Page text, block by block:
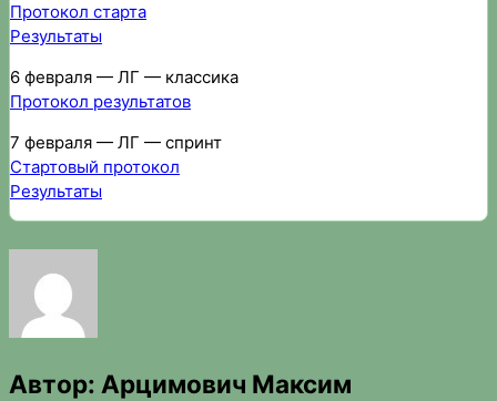
Протокол старта
Результаты
6 февраля — ЛГ — классика
Протокол результатов
7 февраля — ЛГ — спринт
Стартовый протокол
Результаты
Автор: Арцимович Максим